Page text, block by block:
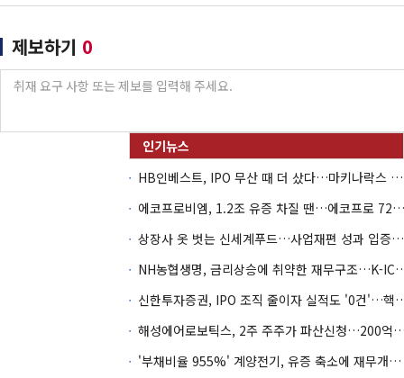
제보하기 0
HB인베스트, IPO 무산 때 더 샀다…마키나락스 투자 2.7배 회수
에코프로비엠, 1.2조 유증 차질 땐…에코프로 7270억 '독박'
상장사 옷 벗는 신세계푸드…사업재편 성과 입증할까
NH농협생명, 금리상승에 취
신한투자증권, IPO 조직 줄
해성에어로보틱스, 2주 주주가 파산
'부채비율 955%' 계양전기, 유증 축소에 재무개선 효과 '뚝'